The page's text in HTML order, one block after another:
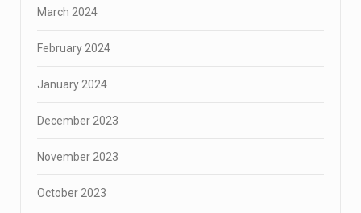
March 2024
February 2024
January 2024
December 2023
November 2023
October 2023